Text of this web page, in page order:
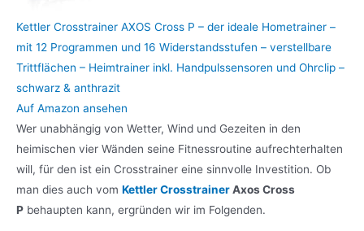
Kettler Crosstrainer AXOS Cross P – der ideale Hometrainer –
mit 12 Programmen und 16 Widerstandsstufen – verstellbare
Trittflächen – Heimtrainer inkl. Handpulssensoren und Ohrclip –
schwarz & anthrazit
Auf Amazon ansehen
Wer unabhängig von Wetter, Wind und Gezeiten in den
heimischen vier Wänden seine Fitnessroutine aufrechterhalten
will, für den ist ein Crosstrainer eine sinnvolle Investition. Ob
man dies auch vom Kettler CrosstrainerAxos Cross
P behaupten kann, ergründen wir im Folgenden.